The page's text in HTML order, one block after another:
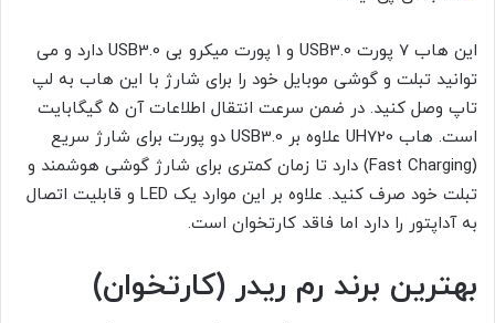
این هاب 7 پورت USB3.0 و 1 پورت میکرو بی USB3.0 دارد و می
توانید تبلت و گوشی موبایل خود را برای شارژ با این هاب به لپ
تاپ وصل کنید. در ضمن سرعت انتقال اطلاعات آن 5 گیگابایت
است. هاب UH720 علاوه بر USB3.0 دو پورت برای شارژ سریع
(Fast Charging) دارد تا زمان کمتری برای شارژ گوشی هوشمند و
تبلت خود صرف کنید. علاوه بر این موارد یک LED و قابلیت اتصال
به آداپتور را دارد اما فاقد کارتخوان است.
بهترین برند رم ریدر (کارتخوان)